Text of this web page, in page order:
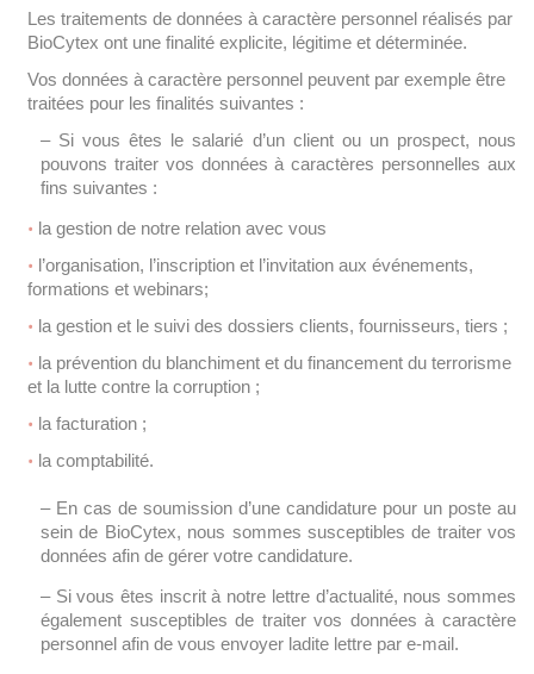
Les traitements de données à caractère personnel réalisés par
BioCytex ont une finalité explicite, légitime et déterminée.
Vos données à caractère personnel peuvent par exemple être
traitées pour les finalités suivantes :
– Si vous êtes le salarié d’un client ou un prospect, nous
pouvons traiter vos données à caractères personnelles aux
fins suivantes :
la gestion de notre relation avec vous
l’organisation, l’inscription et l’invitation aux événements,
formations et webinars;
la gestion et le suivi des dossiers clients, fournisseurs, tiers ;
la prévention du blanchiment et du financement du terrorisme
et la lutte contre la corruption ;
la facturation ;
la comptabilité.
– En cas de soumission d’une candidature pour un poste au
sein de BioCytex, nous sommes susceptibles de traiter vos
données afin de gérer votre candidature.
– Si vous êtes inscrit à notre lettre d’actualité, nous sommes
également susceptibles de traiter vos données à caractère
personnel afin de vous envoyer ladite lettre par e-mail.